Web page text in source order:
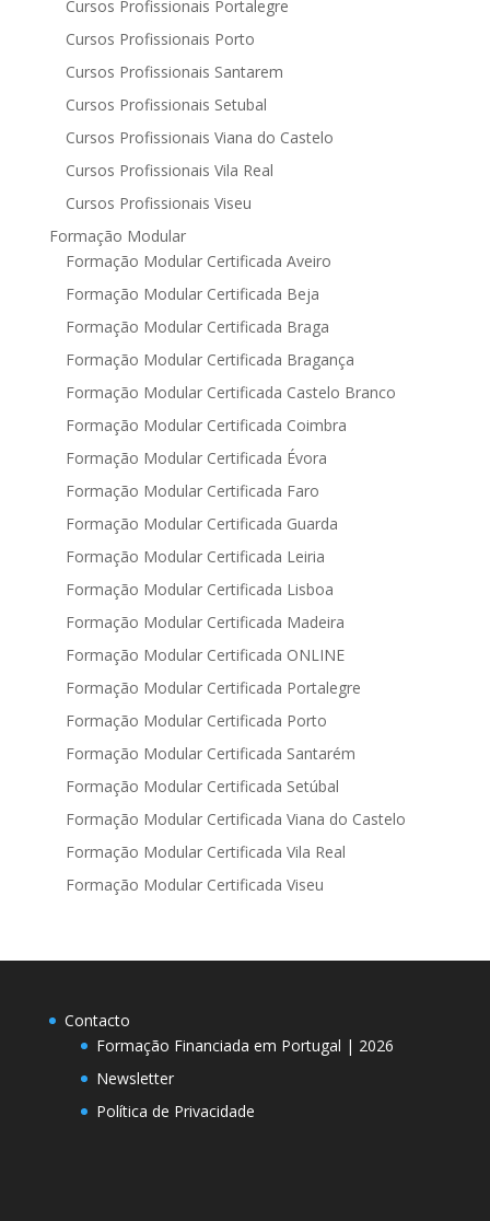
Cursos Profissionais Portalegre
Cursos Profissionais Porto
Cursos Profissionais Santarem
Cursos Profissionais Setubal
Cursos Profissionais Viana do Castelo
Cursos Profissionais Vila Real
Cursos Profissionais Viseu
Formação Modular
Formação Modular Certificada Aveiro
Formação Modular Certificada Beja
Formação Modular Certificada Braga
Formação Modular Certificada Bragança
Formação Modular Certificada Castelo Branco
Formação Modular Certificada Coimbra
Formação Modular Certificada Évora
Formação Modular Certificada Faro
Formação Modular Certificada Guarda
Formação Modular Certificada Leiria
Formação Modular Certificada Lisboa
Formação Modular Certificada Madeira
Formação Modular Certificada ONLINE
Formação Modular Certificada Portalegre
Formação Modular Certificada Porto
Formação Modular Certificada Santarém
Formação Modular Certificada Setúbal
Formação Modular Certificada Viana do Castelo
Formação Modular Certificada Vila Real
Formação Modular Certificada Viseu
Contacto
Formação Financiada em Portugal | 2026
Newsletter
Política de Privacidade